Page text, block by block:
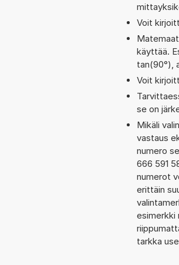
Voit
käyttää.
tan(90°),
Voit
se on
Mikäli
vastaus
numero
666 591
numerot
erittäin
esimerkki
tarkka